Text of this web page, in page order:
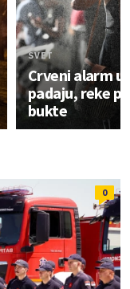
SVET
Crveni alarm u
padaju, reke
bukte
0